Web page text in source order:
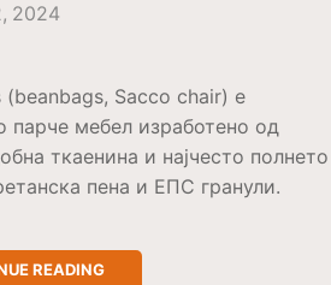
2024
(beanbags, Sacco chair) е
парче мебел изработено од
ткаенина и најчесто полнето
пена и ЕПС гранули.
READING